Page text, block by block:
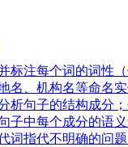
标注每个词的词性
名、机构名等命名
析句子的结构成分
子中每个成分的语
词指代不明确的问